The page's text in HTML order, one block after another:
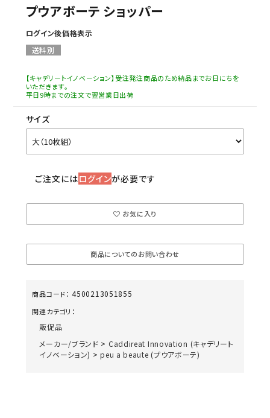
プウアボーテ ショッパー
ログイン後価格表示
送料別
【キャデリートイノベーション】受注発注商品のため納品までお日にちを
いただきます。
平日9時までの注文で翌営業日出荷
サイズ
ご注文にはログインが必要です
お気に入り
商品についてのお問い合わせ
商品コード： 4500213051855
関連カテゴリ：
販促品
メーカー/ブランド > Caddireat Innovation (キャデリート
イノベーション) >peu a beaute (プウアボーテ)